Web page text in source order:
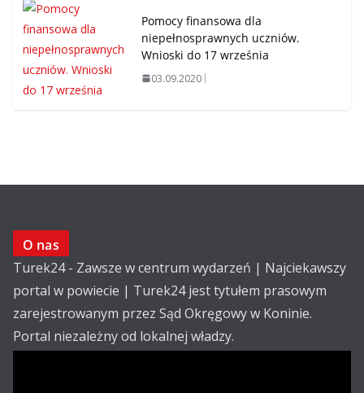
Pomocy finansowa dla
niepełnosprawnych uczniów.
Wnioski do 17 września
03.09.2020
O nas
Turek24 - Zawsze w centrum wydarzeń | Najciekawszy
portal w powiecie | Turek24 jest tytułem prasowym
zarejestrowanym przez Sąd Okręgowy w Koninie.
Portal niezależny od lokalnej władzy.